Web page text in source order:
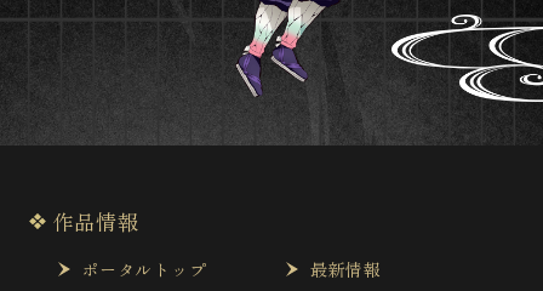
作品情報
ポータルトップ
最新情報